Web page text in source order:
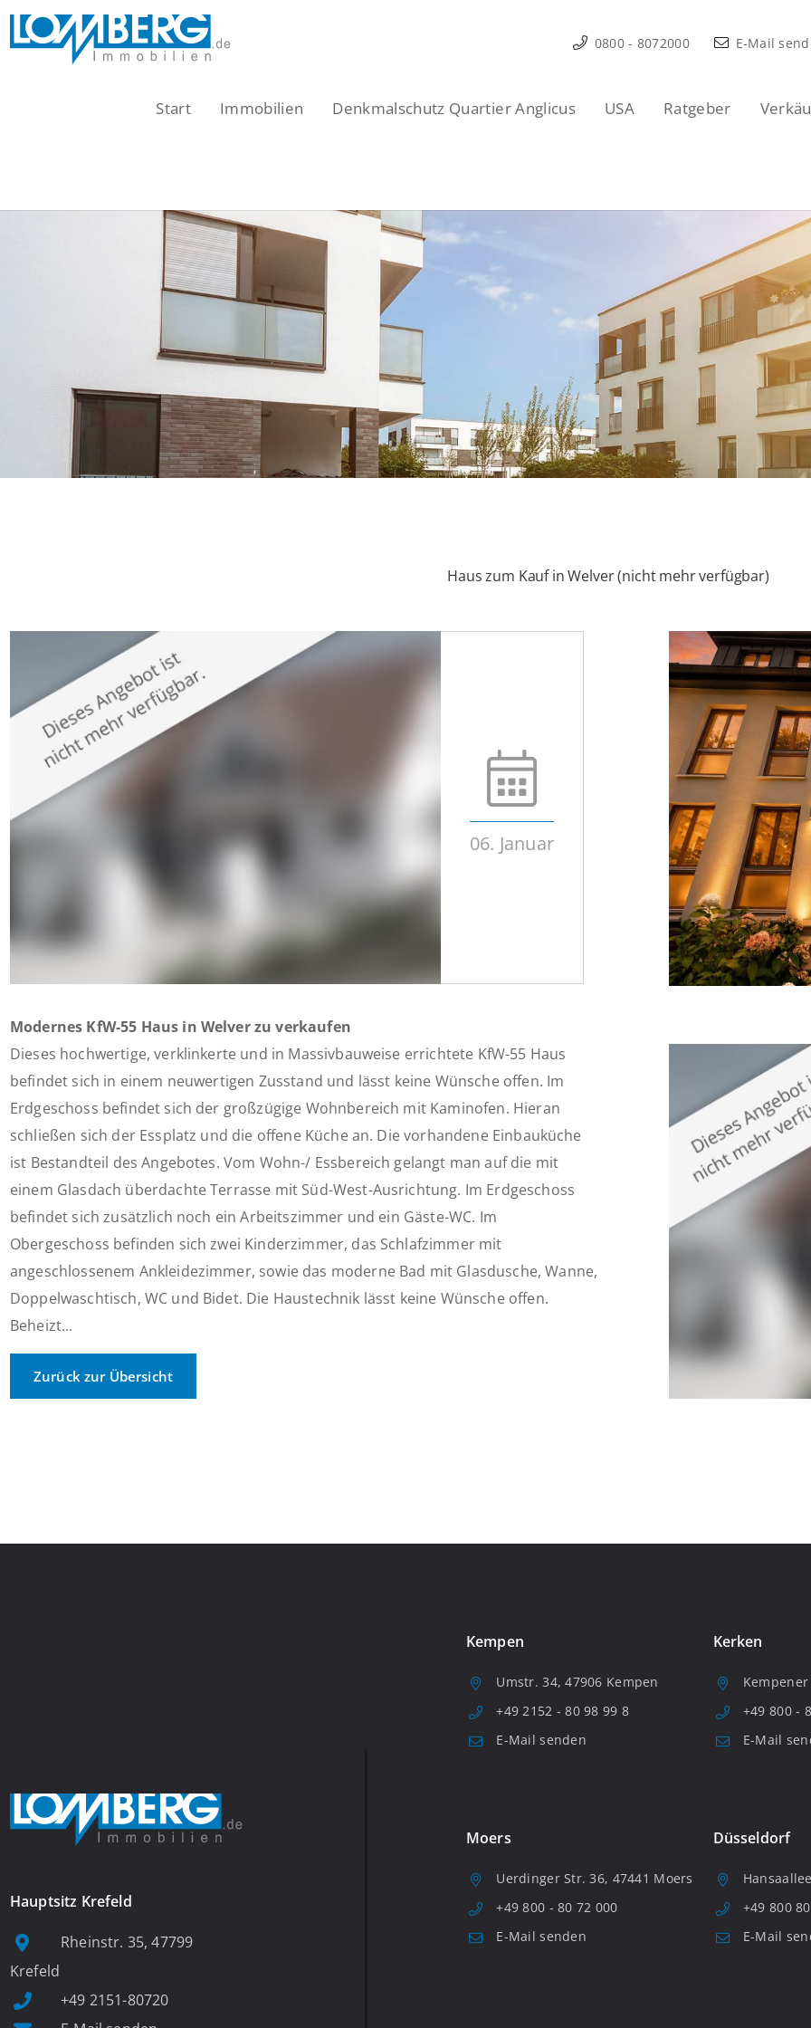
Zum
Inhalt
0800 - 8072000 E-Mail
Start Immobilien Denkmalschutz Quartier Anglicus USA Ratgeber
Haus zum Kauf in Welver (nicht mehr verfügbar)
06. Januar
Modernes KfW-55 Haus in Welver zu verkaufen
Dieses hochwertige, verklinkerte und in Massivbauweise errichtete KfW-55 Haus
befindet sich in einem neuwertigen Zusstand und lässt keine Wünsche offen. Im
Erdgeschoss befindet sich der großzügige Wohnbereich mit Kaminofen. Hieran
schließen sich der Essplatz und die offene Küche an. Die vorhandene Einbauküche
ist Bestandteil des Angebotes. Vom Wohn-/ Essbereich gelangt man auf die mit
einem Glasdach überdachte Terrasse mit Süd-West-Ausrichtung. Im Erdgeschoss
befindet sich zusätzlich noch ein Arbeitszimmer und ein Gäste-WC. Im
Obergeschoss befinden sich zwei Kinderzimmer, das Schlafzimmer mit
angeschlossenem Ankleidezimmer, sowie das moderne Bad mit Glasdusche, Wanne,
Doppelwaschtisch, WC und Bidet. Die Haustechnik lässt keine Wünsche offen.
Beheizt...
Zurück zur Übersicht
Hauptsitz Krefeld
Rheinstr. 35, 47799
Krefeld
+49 2151-80720
Kempen
Umstr. 34, 47906 Kempen
+49 2152 - 80 98 99 8
E-Mail senden
Kerken
+49 800 -
E-Mail
Moers
Uerdinger Str. 36, 47441 Moers
+49 800 - 80 72 000
E-Mail senden
Düsseldorf
+49 800
E-Mail